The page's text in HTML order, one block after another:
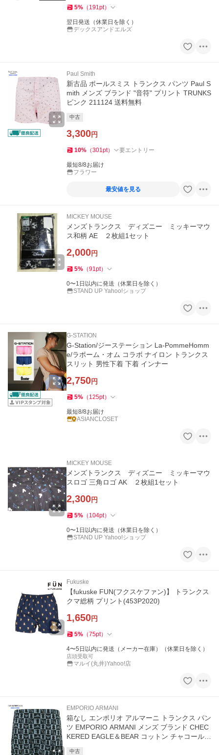
5% （ 191pt）
翌日発送（休業日を除く）
デックスアンドエルズ
Paul Smith
新古品 ポールスミス トランクス パンツ Paul S
mith メンズ ブランド "音符" プリント TRUNKS
ピンク 211124 送料無料
中古
3,300円
10% （301pt） 要エントリー
最短8/8お届け
フラワー
最安値を見る
MICKEY MOUSE
メンズトランクス ディズニー ミッキーマウ
ス和柄 AE ２枚組1セット
2,000円
5% （91pt）
0〜1日以内に発送（休業日を除く）
STAND UP Yahoo!ショップ
G-STATION
G-Station/ジーステーション La-PommeHomm
e/ラポーム・オム コラボ ナイロン トランクス
スリット 男性下着 下着 インナー
2,750円
5% （ 125pt）
最短8/8お届け
ASIANCLOSET
MICKEY MOUSE
メンズトランクス ディズニー ミッキーマウ
スロゴ 三角ロゴ AK ２枚組1セット
2,300円
5% （ 104pt）
0〜1日以内に発送（休業日を除く）
STAND UP Yahoo!ショップ
Fukuske
【fukuske FUN(フクスケファン)】 トランクス
クマ総柄 プリント(453P2020)
1,650円
5% （75pt）
4〜5日以内に発送（メーカー在庫）（休業日を除く）
店頭受取可
マルイ(丸井)Yahoo!店
EMPORIO ARMANI
箱なし エンポリオ アルマーニ トランクス パン
ツ EMPORIO ARMANI メンズ ブランド CHEC
KERED EAGLE＆BEAR コットン チャコール 2
中古